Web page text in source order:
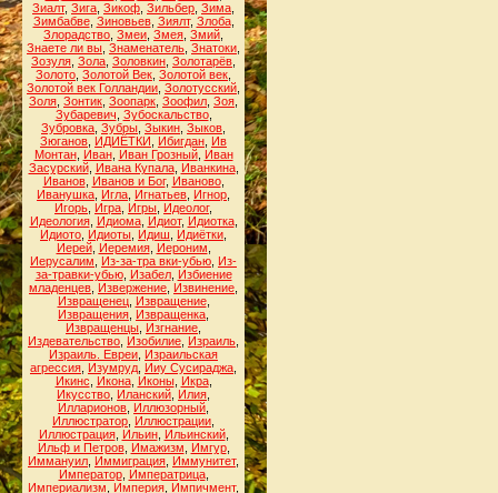
Зиалт, Зига Зикоф Зильбер Зима
Зимбабве, Зиновьев, Зиялт, Злоба,
Злорадство Змеи Змея Змий
Знаете ли вы Знаменатель Знатоки
Зозуля Зола Золовкин Золотарёв
Золото Золотой Век Золотой век
Золотой век Голландии Золотусский
Золя Зонтик Зоопарк Зоофил Зоя
Зубаревич Зубоскальство,
Зубровка Зубры Зыкин Зыков
Зюганов ИДИЁТКИ Ибигдан Ив
Монтан, Иван, Иван Грозный, Иван
Засурский, Ивана Купала, Иванкина,
Иванов, Иванов и Бог, Иваново,
Иванушка Игла Игнатьев Игнор
Игорь Игра Игры Идеолог,
Идеология, Идиома, Идиот, Идиотка,
Идиото Идиоты Идиш Идиётки
Иерей, Иеремия, Иероним
Иерусалим
Из-за-тра вки-убью Из-
за-травки-убью, Изабел, Избиение
младенцев Извержение Извинение
Извращенец, Извращение,
Извращения Извращенка
Извращенцы Изгнание
Издевательство Изобилие Израиль
Израиль. Евреи Израильская
агрессия Изумруд Ииу Сусираджа
Икинс
Икона, Иконы, Икра,
Икусство Иланский Илия
Илларионов Иллюзорный
Иллюстратор Иллюстрации
Иллюстрация, Ильин, Ильинский,
Ильф и Петров, Имажизм Имгур,
Иммануил Иммиграция Иммунитет,
Император, Императрица,
Империализм
Империя Импичмент,